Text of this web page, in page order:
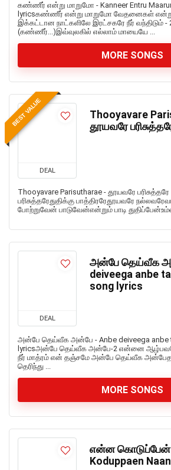
கண்ணீர் என்று மாறுமோ - Kanneer Entru
lyricsகண்ணீர் என்று மாறுமோ வேதனைகள்
இக்கட்டான நாட்களிலே இரட்சகரே நீர் வந்திடும் -
(கண்ணீர்...)இவ்வுலகில் எல்லாம் மாயையே ...
MORE SONGS
BEST VALUE
DEAL
Thooyavare
தூயவரே
Thooyavare Parisutharae - தூயவரே
பரிசுத்தரேதுதிக்கு பாத்திரரேதூயவரே
போற்றுவேன் பாடுவேன்என்றும் பாடி
DEAL
அன்பே தெய்வீக
deiveega anbe
song lyrics
அன்பே தெய்வீக அன்பே - Anbe deiveega anbe
lyricsஅன்பே தெய்வீக அன்பே-2 என்னை
நீர் மாத்ரம் என் தஞ்சமே அன்பே தெய்வீக
தெரிந்து ...
MORE SONGS
என்ன கொடுப்பேன்
Koduppaen